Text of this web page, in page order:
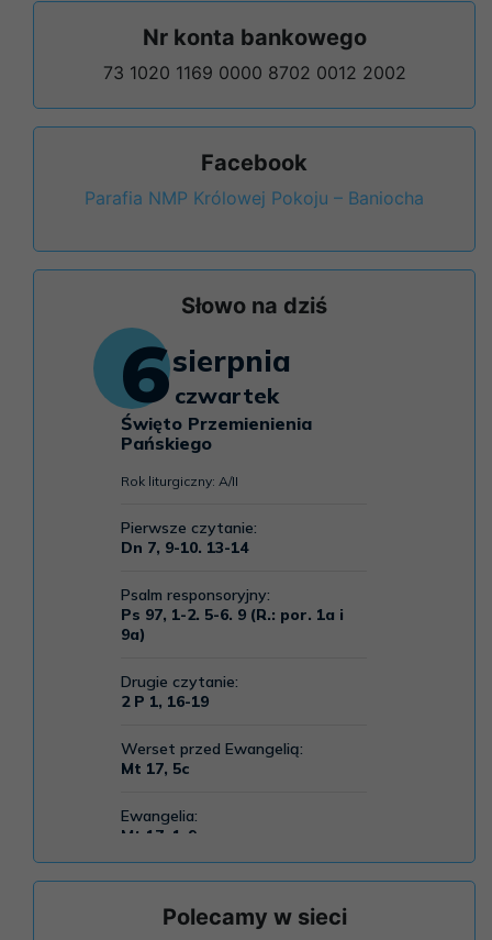
Nr konta bankowego
73 1020 1169 0000 8702 0012 2002
Facebook
Parafia NMP Królowej Pokoju – Baniocha
Słowo na dziś
Polecamy w sieci